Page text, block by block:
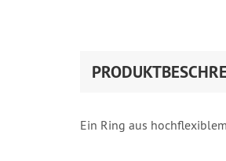
Ein Ring aus